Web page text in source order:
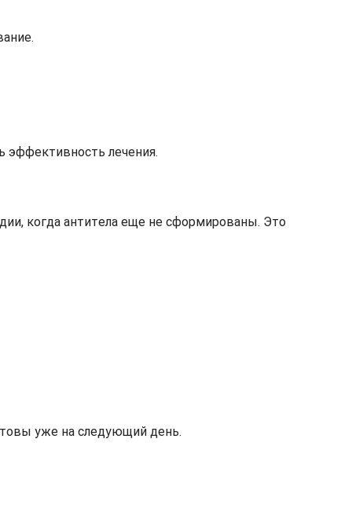
эффективность лечения.
когда антитела еще не сформированы. Это
уже на следующий день.